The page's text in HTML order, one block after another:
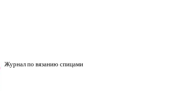
Журнал по вязанию спицами